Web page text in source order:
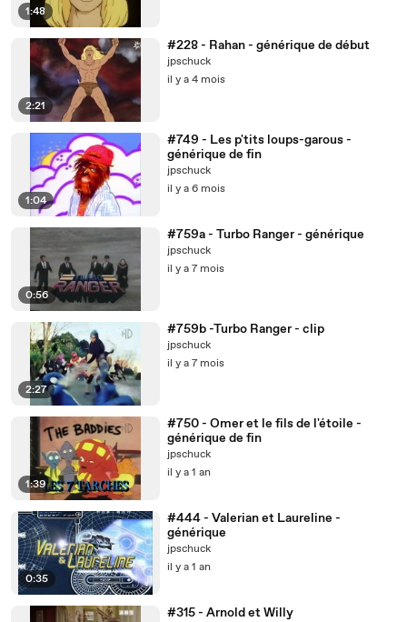
1:48
2:21
#228 - Rahan - générique de début
jpschuck
il y a 4 mois
1:04
#749 - Les p'tits loups-garous -
générique de fin
jpschuck
il y a 6 mois
0:56
#759a - Turbo Ranger - générique
jpschuck
il y a 7 mois
2:27
#759b -Turbo Ranger - clip
jpschuck
il y a 7 mois
1:39
#750 - Omer et le fils de l'étoile -
générique de fin
jpschuck
il y a 1 an
0:35
#444 - Valerian et Laureline -
générique
jpschuck
il y a 1 an
#315 - Arnold et Willy